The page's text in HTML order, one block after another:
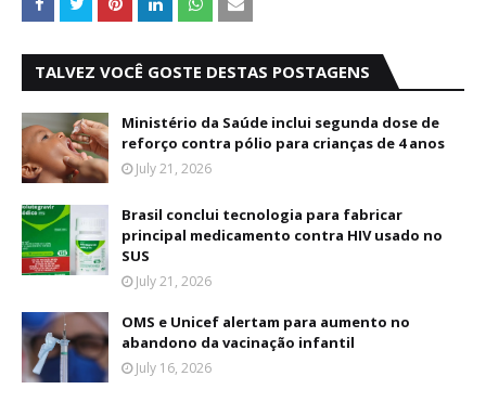
TALVEZ VOCÊ GOSTE DESTAS POSTAGENS
Ministério da Saúde inclui segunda dose de
reforço contra pólio para crianças de 4 anos
July 21, 2026
Brasil conclui tecnologia para fabricar
principal medicamento contra HIV usado no
SUS
July 21, 2026
OMS e Unicef alertam para aumento no
abandono da vacinação infantil
July 16, 2026